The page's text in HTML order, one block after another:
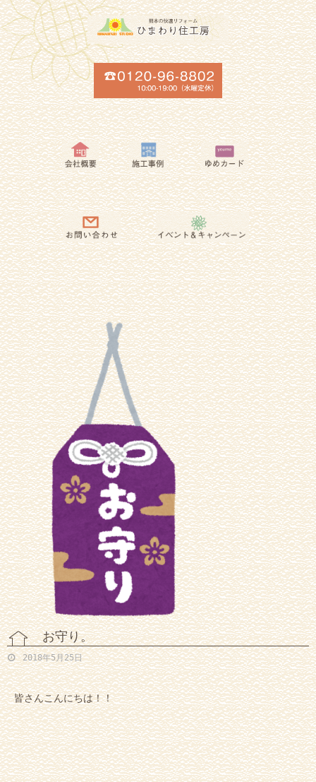
お守り。
2018年5月25日
皆さんこんにちは！！